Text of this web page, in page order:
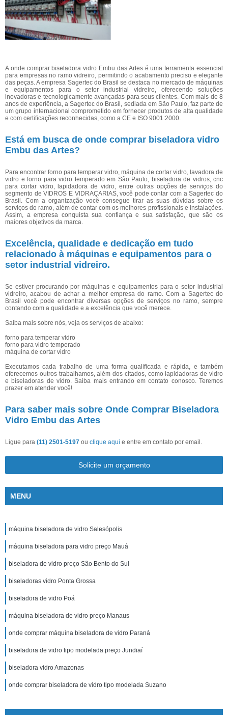
A onde comprar biseladora vidro Embu das Artes é uma ferramenta essencial
para empresas no ramo vidreiro, permitindo o acabamento preciso e elegante
das peças. A empresa Sagertec do Brasil se destaca no mercado de máquinas
e equipamentos para o setor industrial vidreiro, oferecendo soluções
inovadoras e tecnologicamente avançadas para seus clientes. Com mais de 8
anos de experiência, a Sagertec do Brasil, sediada em São Paulo, faz parte de
um grupo internacional comprometido em fornecer produtos de alta qualidade
e com certificações reconhecidas, como a CE e ISO 9001:2000.
Está em busca de onde comprar biseladora vidro
Embu das Artes?
Para encontrar forno para temperar vidro, máquina de cortar vidro, lavadora de
vidro e forno para vidro temperado em São Paulo, biseladora de vidros, cnc
para cortar vidro, lapidadora de vidro, entre outras opções de serviços do
segmento de VIDROS E VIDRAÇARIAS, você pode contar com a Sagertec do
Brasil. Com a organização você consegue tirar as suas dúvidas sobre os
serviços do ramo, além de contar com os melhores profissionais e instalações.
Assim, a empresa conquista sua confiança e sua satisfação, que são os
maiores objetivos da marca.
Excelência, qualidade e dedicação em tudo
relacionado à máquinas e equipamentos para o
setor industrial vidreiro.
Se estiver procurando por máquinas e equipamentos para o setor industrial
vidreiro, acabou de achar a melhor empresa do ramo. Com a Sagertec do
Brasil você pode encontrar diversas opções de serviços no ramo, sempre
contando com a qualidade e a excelência que você merece.
Saiba mais sobre nós, veja os serviços de abaixo:
forno para temperar vidro
forno para vidro temperado
máquina de cortar vidro
Executamos cada trabalho de uma forma qualificada e rápida, e também
oferecemos outros trabalhamos, além dos citados, como lapidadoras de vidro
e biseladoras de vidro. Saiba mais entrando em contato conosco. Teremos
prazer em atender você!
Para saber mais sobre Onde Comprar Biseladora
Vidro Embu das Artes
Ligue para (11) 2501-5197 ou clique aqui e entre em contato por email.
Solicite um orçamento
MENU
máquina biseladora de vidro Salesópolis
máquina biseladora para vidro preço Mauá
biseladora de vidro preço São Bento do Sul
biseladoras vidro Ponta Grossa
biseladora de vidro Poá
máquina biseladora de vidro preço Manaus
onde comprar máquina biseladora de vidro Paraná
biseladora de vidro tipo modelada preço Jundiaí
biseladora vidro Amazonas
onde comprar biseladora de vidro tipo modelada Suzano